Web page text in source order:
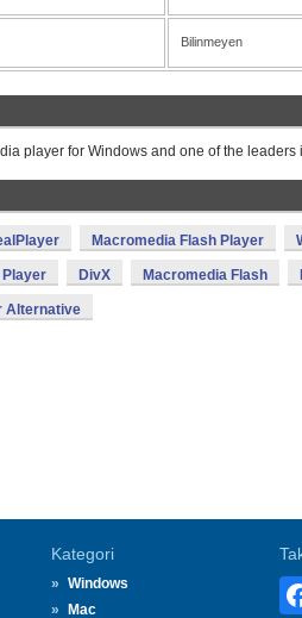
Bilinmeyen
player for Windows and one of the leaders
Macromedia Flash Player
Player DivX Macromedia Flash
Alternative
Kategori
Windows
Mac